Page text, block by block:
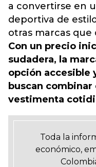
a convertirse en
deportiva de
otras marcas
Con un precio
sudadera, la
opción accesible
buscan
vestimenta
Toda la
económico,